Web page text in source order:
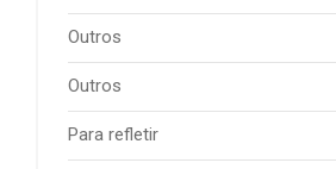
Outros
Outros
Para refletir